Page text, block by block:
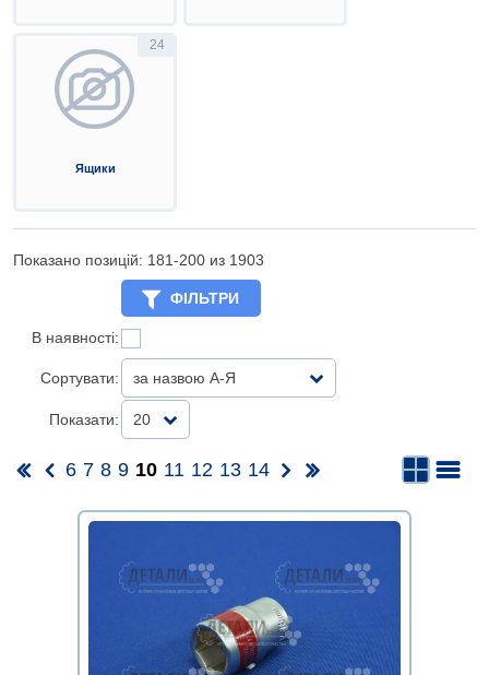
24
Ящики
Показано позицій: 181-200 из 1903
ФІЛЬТРИ
В наявності:
Сортувати: за назвою А-Я
Показати: 20
6 7 8 9 10 11 12 13 14